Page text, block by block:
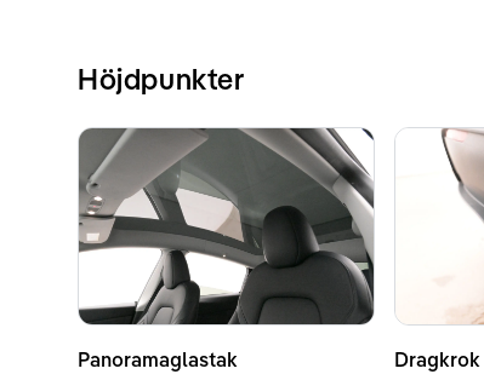
Höjdpunkter
Panoramaglastak